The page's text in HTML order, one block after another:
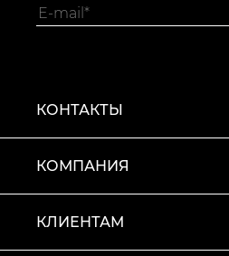
КОНТАКТЫ
КОМПАНИЯ
КЛИЕНТАМ